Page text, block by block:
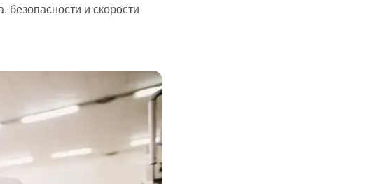
безопасности и скорости